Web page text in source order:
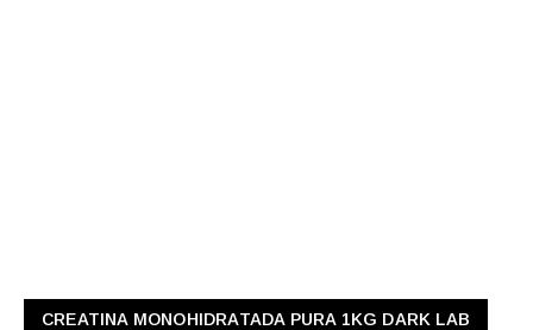
CREATINA MONOHIDRATADA PURA 1KG DARK LAB